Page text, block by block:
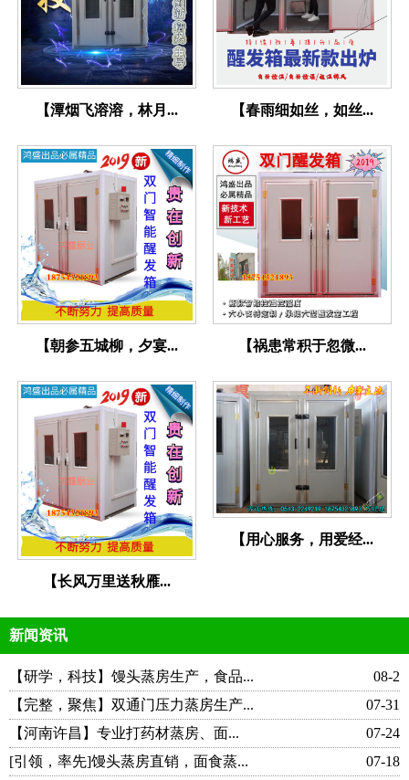
【潭烟飞溶溶，林月... 【春雨细如丝，如丝...
【朝参五城柳，夕宴... 【祸患常积于忽微...
【长风万里送秋雁...
【用心服务，用爱经...
新闻资讯
08-2
【研学，科技】馒头蒸房生产，食品...
07-31
【完整，聚焦】双通门压力蒸房生产...
07-24
【河南许昌】专业打药材蒸房、面...
07-18
[引领，率先]馒头蒸房直销，面食蒸...